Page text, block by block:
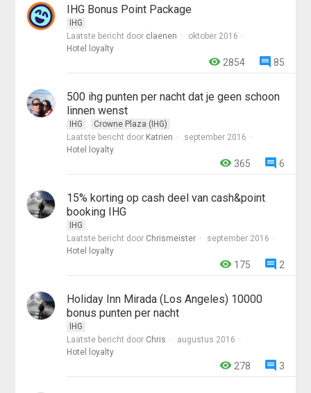
IHG Bonus Point Package
IHG
Laatste bericht door claenen
oktober 2016
Hotel loyalty
85
2854
500 ihg punten per nacht dat je geen schoon
linnen wenst
IHG
Crowne Plaza (IHG)
Laatste bericht door Katrien
september 2016
Hotel loyalty
6
365
15% korting op cash deel van cash&point
booking IHG
IHG
Laatste bericht door Chrismeister
september 2016
Hotel loyalty
2
175
Holiday Inn Mirada (Los Angeles) 10000
bonus punten per nacht
IHG
Laatste bericht door Chris
augustus 2016
Hotel loyalty
3
278